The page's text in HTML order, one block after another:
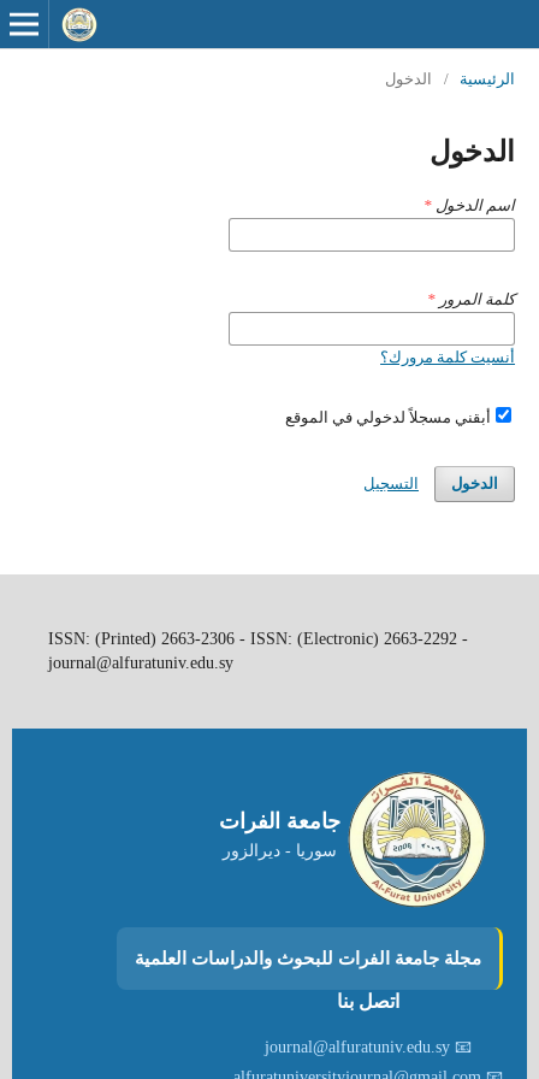
الرئيسية / الدخول
الدخول
اسم الدخول *
كلمة المرور *
أنسيت كلمة مرورك؟
أبقني مسجلاً لدخولي في الموقع
الدخول التسجيل
ISSN: (Printed) 2663-2306 - ISSN: (Electronic) 2663-2292 -
journal@alfuratuniv.edu.sy
جامعة الفرات
سوريا - ديرالزور
مجلة جامعة الفرات للبحوث والدراسات العلمية
اتصل بنا
📧 journal@alfuratuniv.edu.sy